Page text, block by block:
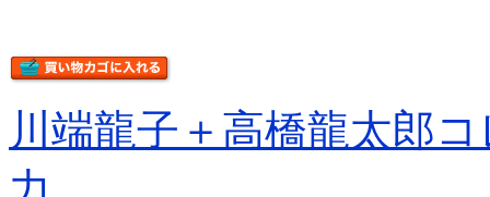
川端龍子＋高橋龍太郎